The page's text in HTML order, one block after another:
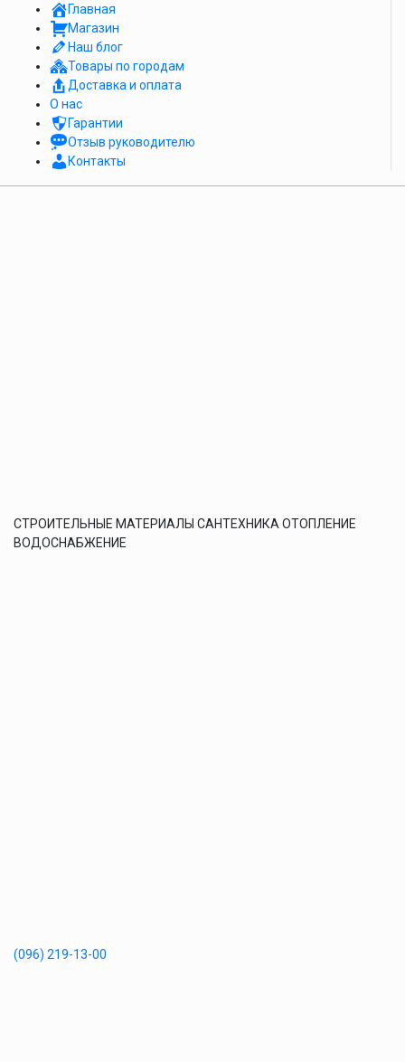
Главная
Магазин
Наш блог
Товары по городам
Доставка и оплата
О нас
Гарантии
Отзыв руководителю
Контакты
СТРОИТЕЛЬНЫЕ МАТЕРИАЛЫ САНТЕХНИКА ОТОПЛЕНИЕ
ВОДОСНАБЖЕНИЕ
(096) 219-13-00